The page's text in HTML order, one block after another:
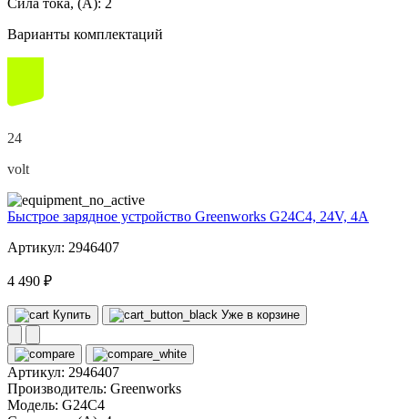
Сила тока, (А): 2
Варианты комплектаций
24
volt
Быстрое зарядное устройство Greenworks G24C4, 24V, 4А
Артикул: 2946407
4 490 ₽
Купить Уже в корзине
Артикул: 2946407
Производитель: Greenworks
Модель: G24C4